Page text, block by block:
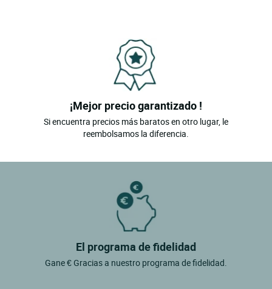
¡Mejor precio garantizado !
Si encuentra precios más baratos en otro lugar, le
reembolsamos la diferencia.
El programa de fidelidad
Gane € Gracias a nuestro programa de fidelidad.